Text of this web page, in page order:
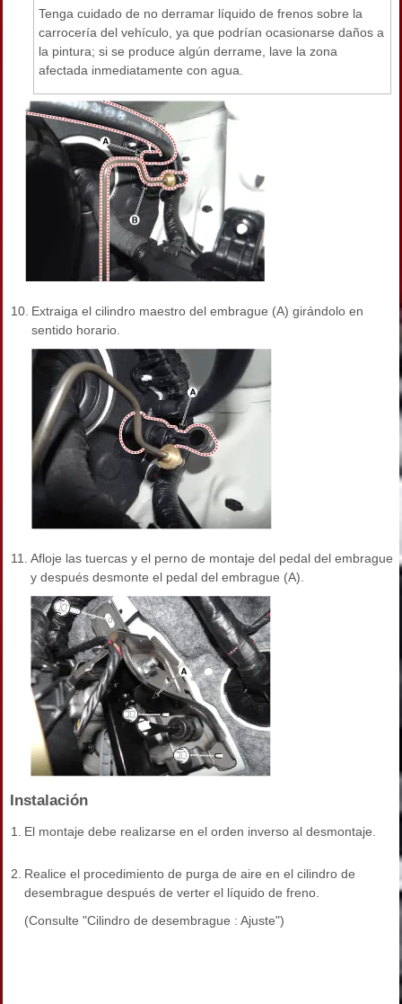
Tenga cuidado de no derramar líquido de frenos sobre la
carrocería del vehículo, ya que podrían ocasionarse daños a
la pintura; si se produce algún derrame, lave la zona
afectada inmediatamente con agua.
10. Extraiga el cilindro maestro del embrague (A) girándolo en
sentido horario.
11.
Afloje las tuercas y el perno de montaje del pedal del embrague
y después desmonte el pedal del embrague (A).
Instalación
1. El montaje debe realizarse en el orden inverso al desmontaje.
2. Realice el procedimiento de purga de aire en el cilindro de
desembrague después de verter el líquido de freno.
(Consulte "Cilindro de desembrague : Ajuste")